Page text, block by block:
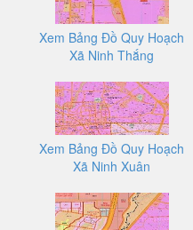
Xem Bảng Đồ Quy Hoạch
Xã Ninh Thắng
Xem Bảng Đồ Quy Hoạch
Xã Ninh Xuân